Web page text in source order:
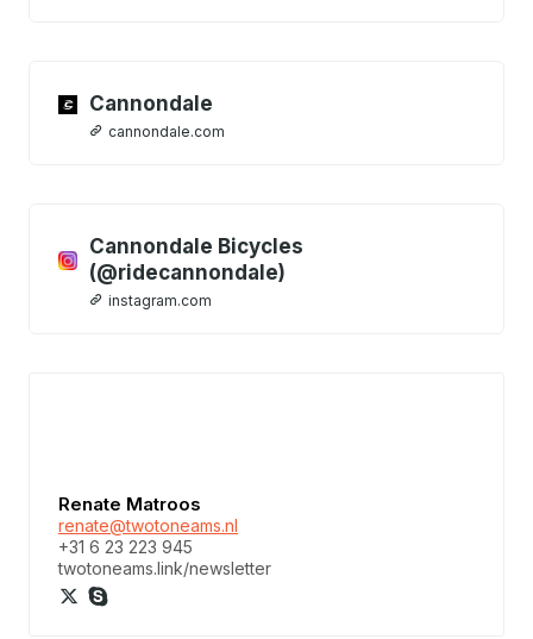
Cannondale
cannondale.com
Cannondale Bicycles
(@ridecannondale)
instagram.com
Renate Matroos
renate@twotoneams.nl
+31 6 23 223 945
twotoneams.link/newsletter